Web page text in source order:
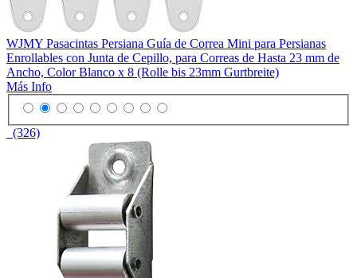
WJMY Pasacintas Persiana Guía de Correa Mini para Persianas
Enrollables con Junta de Cepillo, para Correas de Hasta 23 mm de
Ancho, Color Blanco x 8 (Rolle bis 23mm Gurtbreite)
Más Info
(326)